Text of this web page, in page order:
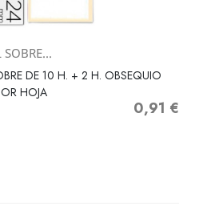
SOBRE...
DE 10 H. + 2 H. OBSEQUIO
HOJA
Precio
0,91 €